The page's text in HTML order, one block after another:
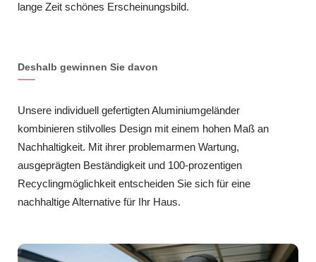
lange Zeit schönes Erscheinungsbild.
Deshalb gewinnen Sie davon
Unsere individuell gefertigten Aluminiumgeländer
kombinieren stilvolles Design mit einem hohen Maß an
Nachhaltigkeit. Mit ihrer problemarmen Wartung,
ausgeprägten Beständigkeit und 100-prozentigen
Recyclingmöglichkeit entscheiden Sie sich für eine
nachhaltige Alternative für Ihr Haus.